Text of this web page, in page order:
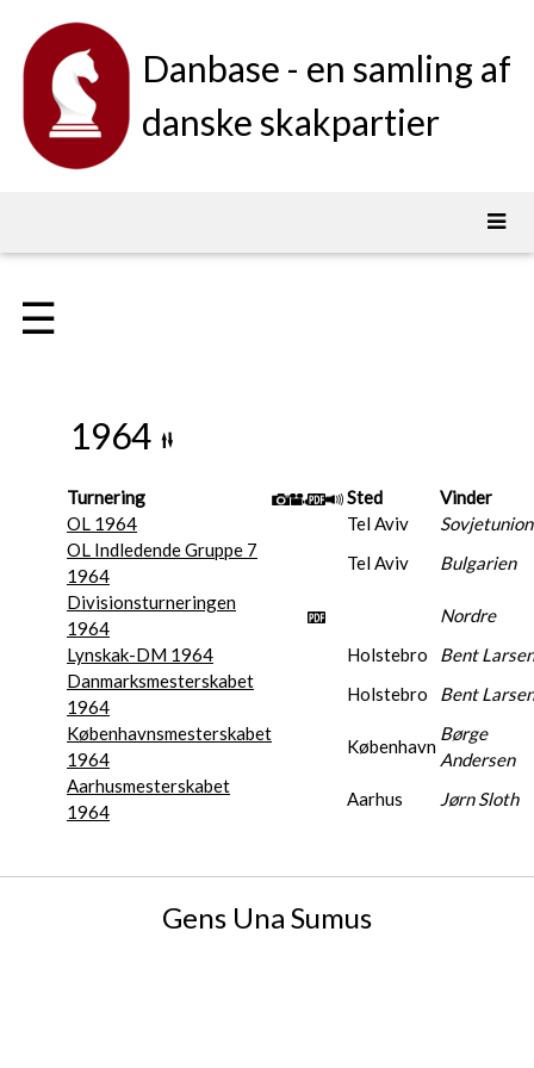
Danbase - en samling af
danske skakpartier
☰
1964
Turnering Sted
Vinder
OL 1964
Tel Aviv
OL Indledende Gruppe 7
1964
Tel Aviv
Bulgarien
Divisionsturneringen
1964
Nordre
Lynskak-DM 1964
Holstebro
Bent Larsen
Danmarksmesterskabet
1964
Holstebro
Bent Larsen
Københavnsmesterskabet
1964
København
Børge
Andersen
Aarhusmesterskabet
1964
Aarhus Jørn Sloth
Gens Una Sumus